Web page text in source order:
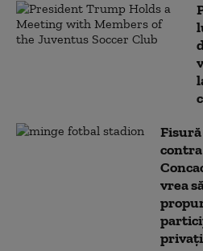
contra
vrea
privați